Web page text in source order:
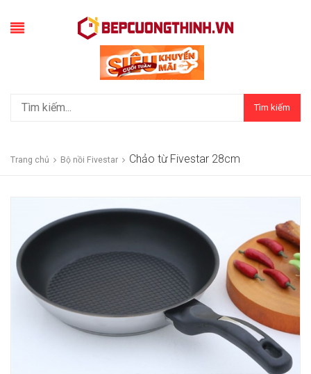
Tìm kiếm
Trang chủ Bộ nồi Fivestar Chảo từ Fivestar 28cm